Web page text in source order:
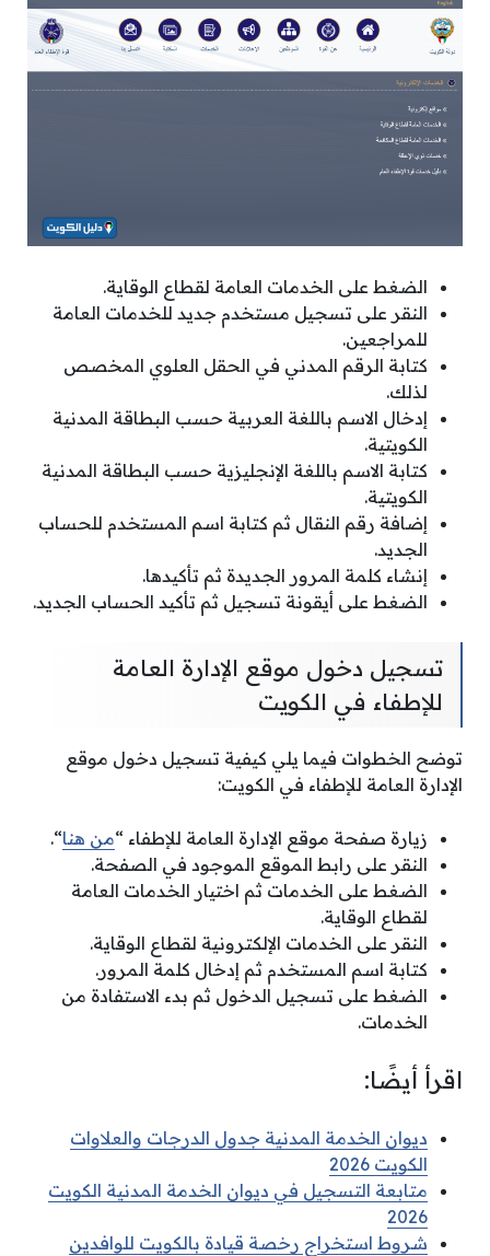
الضغط على الخدمات العامة لقطاع الوقاية.
النقر على تسجيل مستخدم جديد للخدمات العامة
للمراجعين.
كتابة الرقم المدني في الحقل العلوي المخصص
لذلك.
إدخال الاسم باللغة العربية حسب البطاقة المدنية
الكويتية.
كتابة الاسم باللغة الإنجليزية حسب البطاقة المدنية
الكويتية.
إضافة رقم النقال ثم كتابة اسم المستخدم للحساب
الجديد.
إنشاء كلمة المرور الجديدة ثم تأكيدها.
الضغط على أيقونة تسجيل ثم تأكيد الحساب الجديد.
تسجيل دخول موقع الإدارة العامة
للإطفاء في الكويت
توضح الخطوات فيما يلي كيفية تسجيل دخول موقع
الإدارة العامة للإطفاء في الكويت:
زيارة صفحة موقع الإدارة العامة للإطفاء “من هنا“.
النقر على رابط الموقع الموجود في الصفحة.
الضغط على الخدمات ثم اختيار الخدمات العامة
لقطاع الوقاية.
النقر على الخدمات الإلكترونية لقطاع الوقاية.
كتابة اسم المستخدم ثم إدخال كلمة المرور.
الضغط على تسجيل الدخول ثم بدء الاستفادة من
الخدمات.
اقرأ أيضًا:
ديوان الخدمة المدنية جدول الدرجات والعلاوات
الكويت 2026
متابعة التسجيل في ديوان الخدمة المدنية الكويت
2026
شروط استخراج رخصة قيادة بالكويت للوافدين